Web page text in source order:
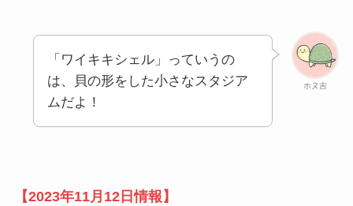
ホヌ吉
「ワイキキシェル」っていうの
は、貝の形をした小さなスタジア
ムだよ！
【2023年11月12日情報】